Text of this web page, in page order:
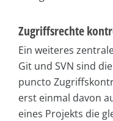
Zugriffsrechte
Ein weiteres
Git und SVN sind
puncto
erst einmal davon
eines Projekts die